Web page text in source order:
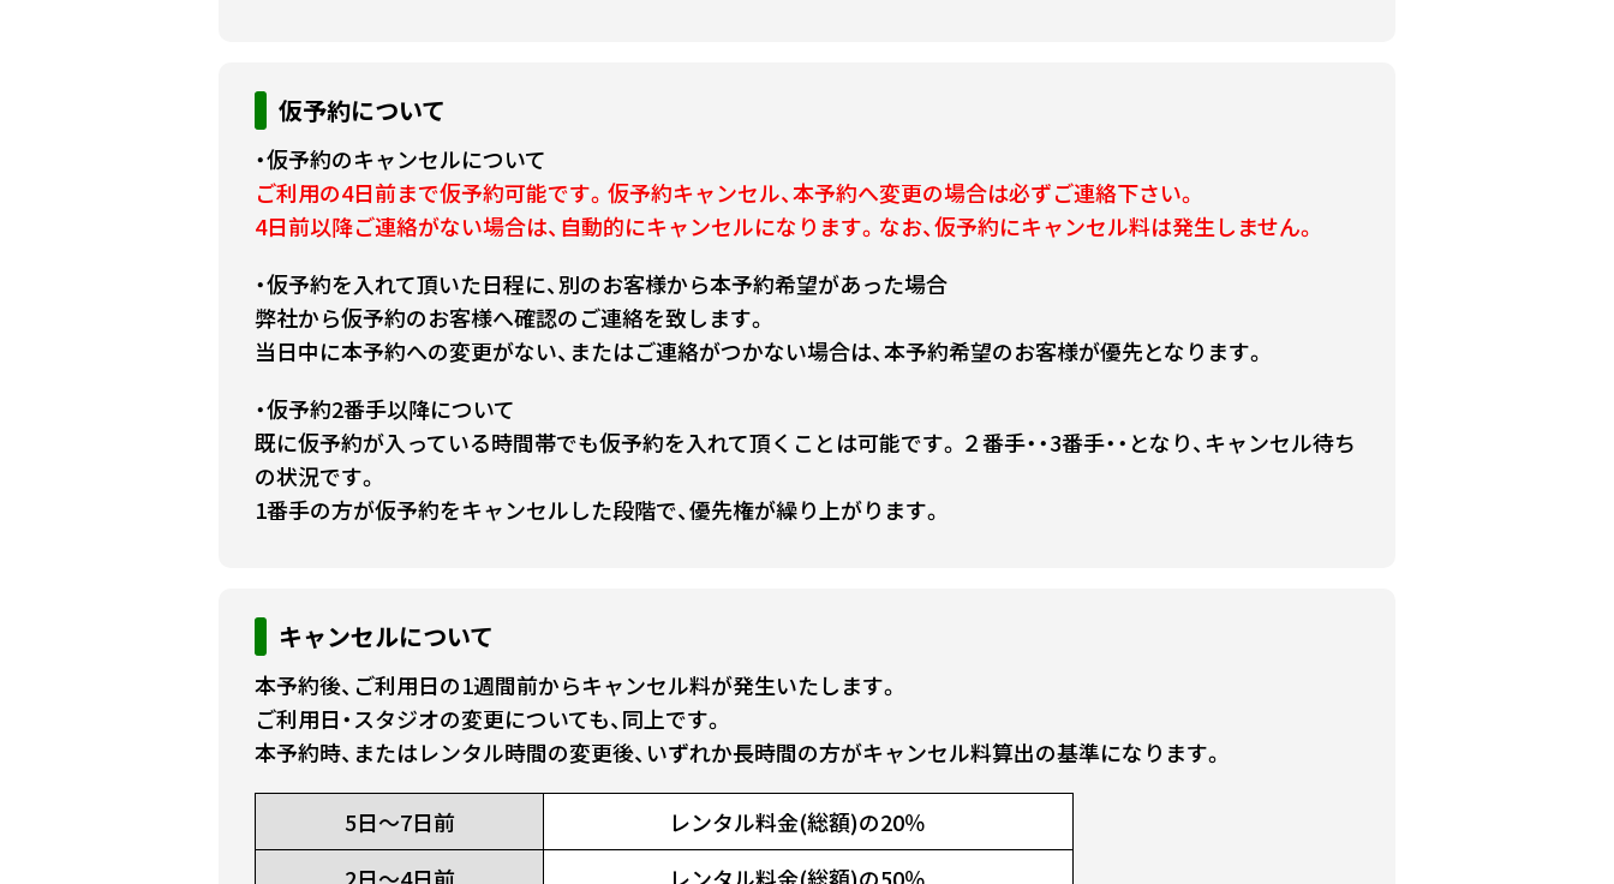
仮予約について
・仮予約のキャンセルについて
ご利用の4日前まで仮予約可能です。仮予約キャンセル、本予約へ変更の場合は必ずご連絡下さい。
4日前以降ご連絡がない場合は、自動的にキャンセルになります。なお、仮予約にキャンセル料は発生しません。
・仮予約を入れて頂いた日程に、別のお客様から本予約希望があった場合
弊社から仮予約のお客様へ確認のご連絡を致します。
当日中に本予約への変更がない、またはご連絡がつかない場合は、本予約希望のお客様が優先となります。
・仮予約2番手以降について
既に仮予約が入っている時間帯でも仮予約を入れて頂くことは可能です。２番手・・3番手・・となり、キャンセル待ち
の状況です。
1番手の方が仮予約をキャンセルした段階で、優先権が繰り上がります。
キャンセルについて
本予約後、ご利用日の1週間前からキャンセル料が発生いたします。
ご利用日・スタジオの変更についても、同上です。
本予約時、またはレンタル時間の変更後、いずれか長時間の方がキャンセル料算出の基準になります。
5日～7日前
レンタル料金(総額)の20％
2日～4日前
レンタル料金(総額)の50％